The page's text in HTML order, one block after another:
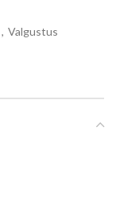
, Valgustus